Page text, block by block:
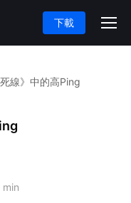
下載
線》中的高Ping
min